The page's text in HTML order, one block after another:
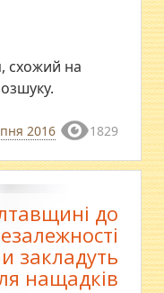
схожий на
2016 1829
до
закладуть
нащадків